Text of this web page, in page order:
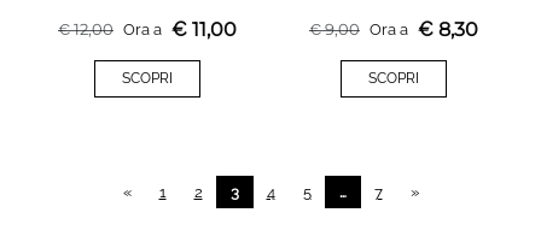
€12,00 Ora a € 11,00
SCOPRI
€9,00 Ora a € 8,30
SCOPRI
« 1 2 3 4 5 … 7 »